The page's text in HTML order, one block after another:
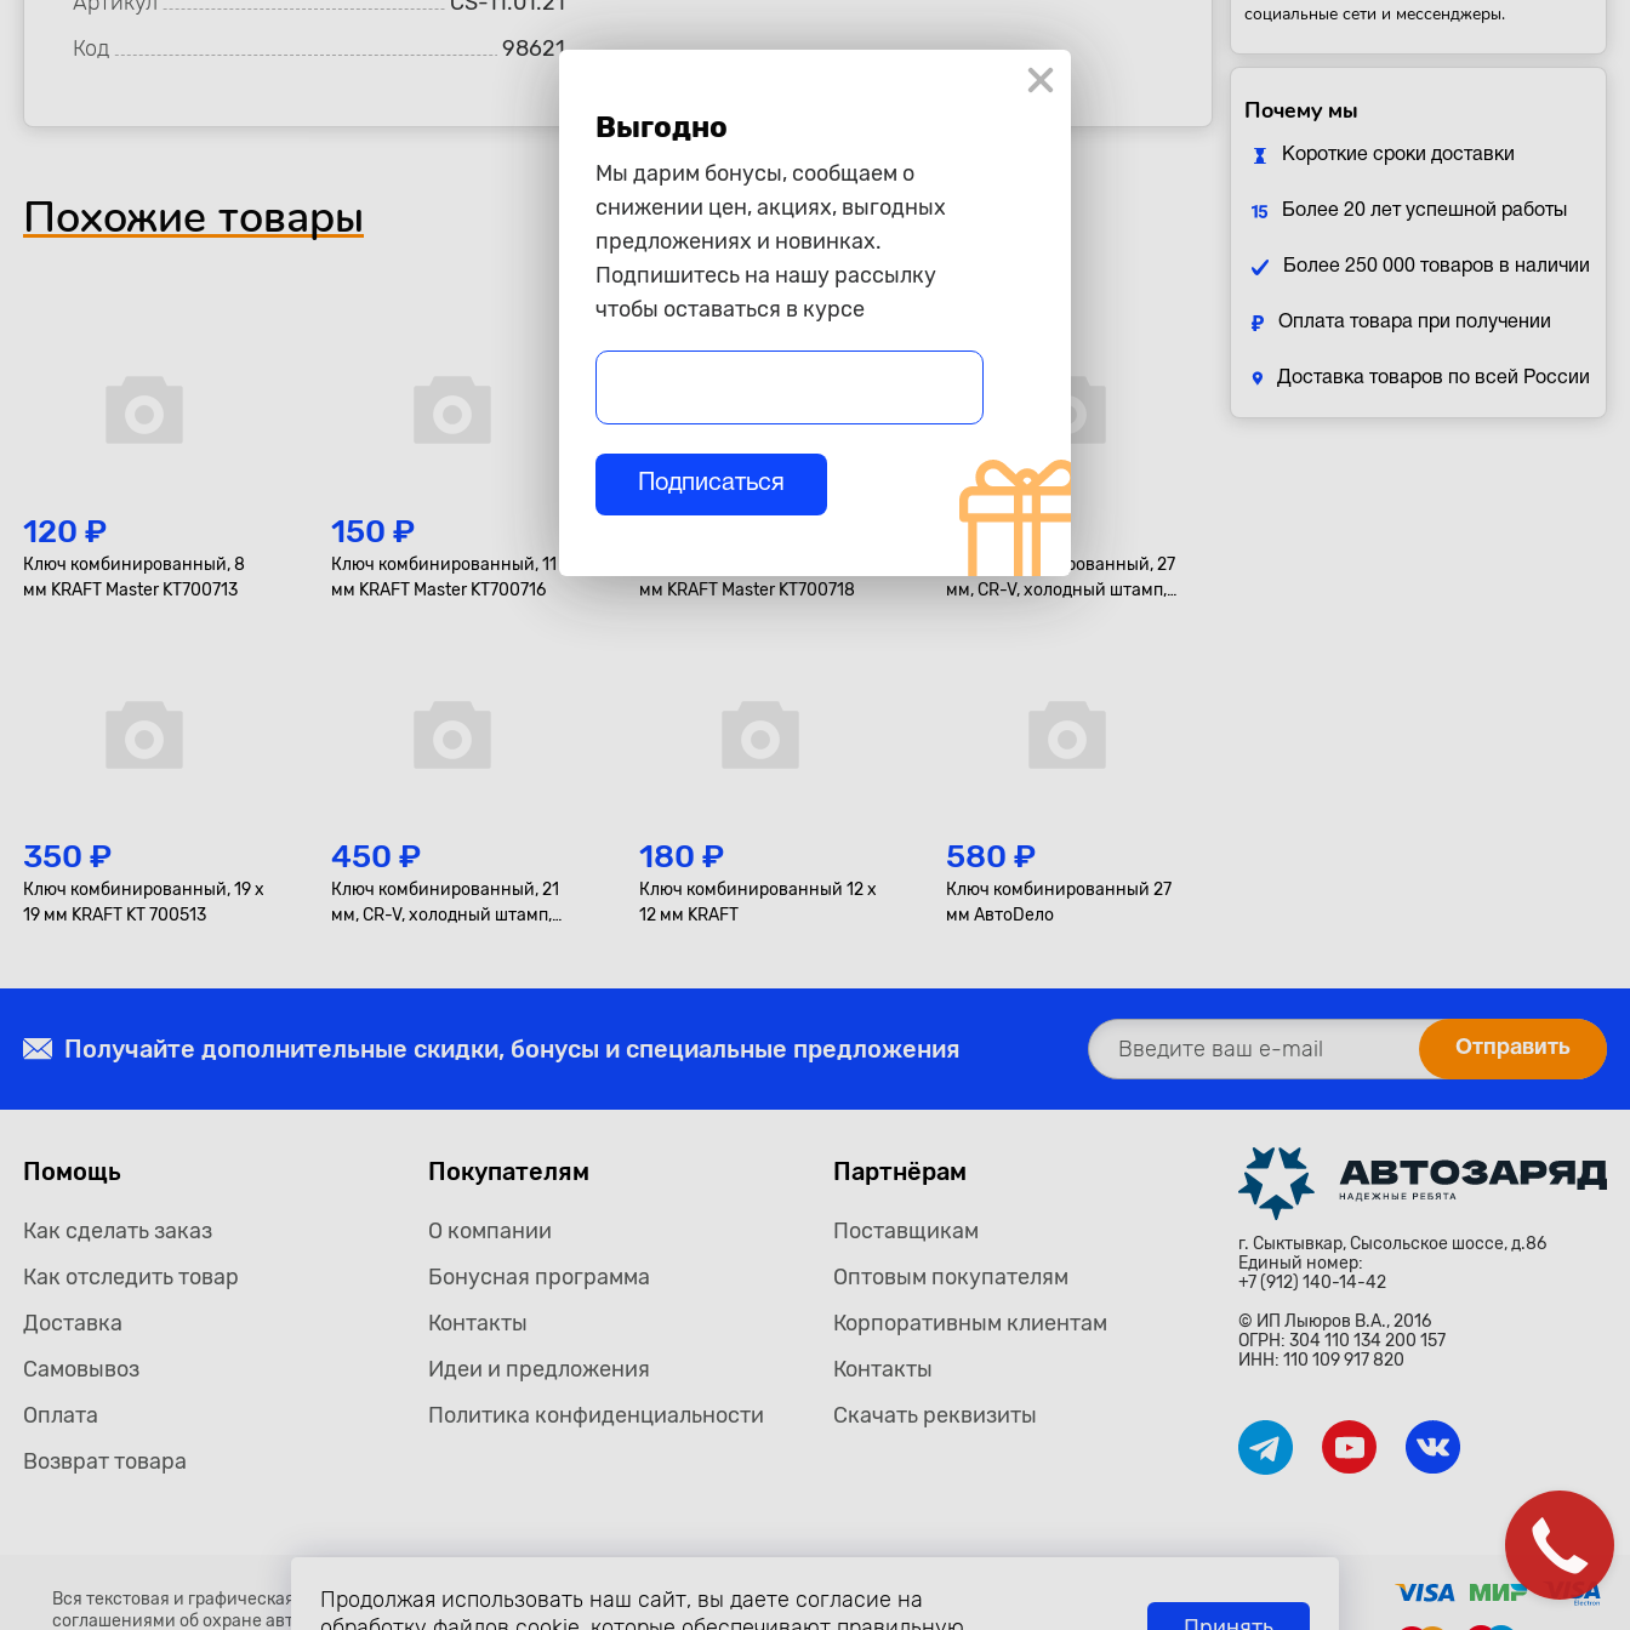
Код
98621
Похожие товары
120 ₽
Ключ комбинированный, 8
мм KRAFT Master KT700713
150 ₽
Ключ комбинированный, 11
мм KRAFT Master KT700716
мм KRAFT Master KT700718
890 ₽
Ключ комбинированный, 27
мм, CR-V, холодный штамп,
350 ₽
Ключ комбинированный, 19 x
19 мм KRAFT KT 700513
450 ₽
Ключ комбинированный, 21
мм, CR-V, холодный штамп,
180 ₽
Ключ комбинированный 12 x
12 мм KRAFT
580 ₽
Ключ комбинированный 27
мм АвтоDело
социальные сети и мессенджеры.
Почему мы
Короткие сроки доставки
Более 20 лет успешной работы
Более 250 000 товаров в наличии
Оплата товара при получении
Доставка товаров по всей России
Получайте дополнительные скидки, бонусы и специальные предложения
Помощь
Как сделать заказ
Как отследить товар
Доставка
Самовывоз
Оплата
Возврат товара
Покупателям
О компании
Бонусная программа
Контакты
Идеи и предложения
Политика конфиденциальности
Партнёрам
Поставщикам
Оптовым покупателям
Корпоративным клиентам
Контакты
Скачать реквизиты
г. Сыктывкар, Сысольское шоссе, д.86
Единый номер:
+7 (912) 140-14-42
© ИП Лыюров В.А., 2016
ОГРН: 304 110 134 200 157
ИНН: 110 109 917 820
Вся текстовая и графическая информация, структура и оформление страницы avtozaryad.ru защищены российскими и международными законами и
соглашениями об охране авторских прав и интеллектуальной собственности (статьи 1259 и 1260 главы 70 «Авторское право» Гражданского Кодекса
Продолжая использовать наш сайт, вы даете согласие на
Выгодно
Мы дарим бонусы, сообщаем о
снижении цен, акциях, выгодных
предложениях и новинках.
Подпишитесь на нашу рассылку
чтобы оставаться в курсе
Подписаться
Закажите
звонок!